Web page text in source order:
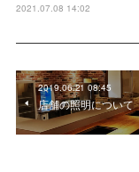
2021.07.08 14:02
2019.06.21 08:45
店舗の照明について